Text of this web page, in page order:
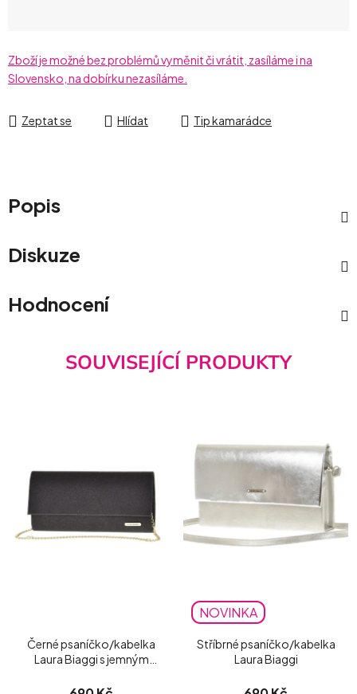
Zboží je možné bez problémů vyměnit či vrátit, zasíláme i na
Slovensko, na dobírku nezasíláme.
Zeptat se Hlídat Tip kamarádce
Popis
Diskuze
Hodnocení
SOUVISEJÍCÍ PRODUKTY
Černé psaníčko/kabelka
Laura Biaggi s jemným
NOVINKA
Stříbrné psaníčko/kabelka
Laura Biaggi